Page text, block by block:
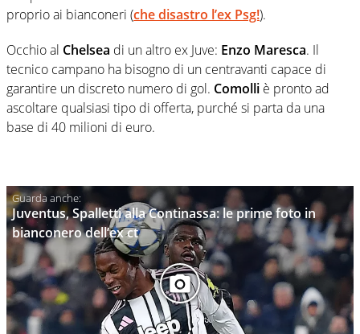
proprio ai bianconeri (che disastro l’ex Psg!).
Occhio al Chelsea di un altro ex Juve: Enzo Maresca. Il
tecnico campano ha bisogno di un centravanti capace di
garantire un discreto numero di gol. Comolli è pronto ad
ascoltare qualsiasi tipo di offerta, purché si parta da una
base di 40 milioni di euro.
Juventus, Spalletti alla Continassa: le prime foto in
bianconero dell’ex ct